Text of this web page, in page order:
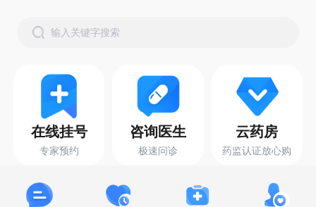
输入关键字搜索
在线挂号
专家预约
咨询医生
极速问诊
云药房
药监认证放心购